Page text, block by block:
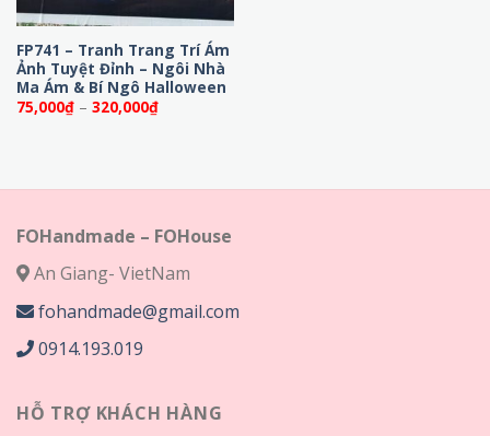
FP741 – Tranh Trang Trí Ám
Ảnh Tuyệt Đỉnh – Ngôi Nhà
Ma Ám & Bí Ngô Halloween
75,000₫ – 320,000₫Khoảng
giá:
FOHandmade – FOHouse
An Giang- VietNam
fohandmade@gmail.com
0914.193.019
HỖ TRỢ KHÁCH HÀNG